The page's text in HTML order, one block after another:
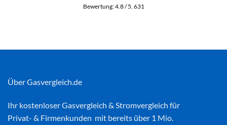
Bewertung:4.8/ 5. 631
Über Gasvergleich.de
Ihr kostenloserGasvergleich & Stromvergleich für
Privat- & Firmenkunden mit bereits über 1 Mio.